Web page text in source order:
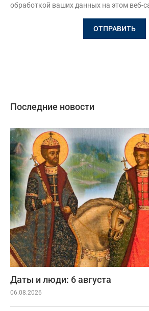
обработкой ваших данных на этом веб-
Последние новости
Даты и люди: 6 августа
06.08.2026